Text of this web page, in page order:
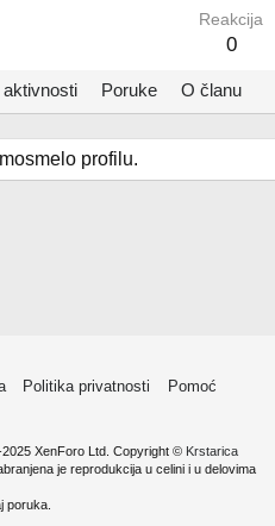
Reakcija
0
aktivnosti Poruke O članu
profilu.
Politika privatnosti
Pomoć
XenForo Ltd. Copyright © Krstarica
je reprodukcija u celini i u delovima
poruka.